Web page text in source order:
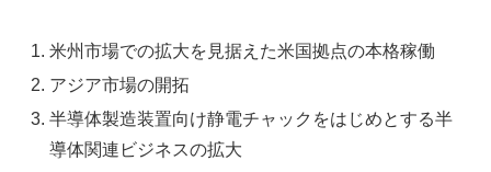
米州市場での拡大を見据えた米国拠点の本格稼働
アジア市場の開拓
半導体製造装置向け静電チャックをはじめとする半
導体関連ビジネスの拡大